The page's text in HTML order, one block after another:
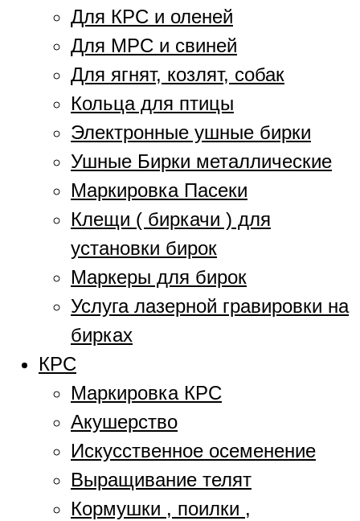
Для КРС и оленей
Для МРС и свиней
Для ягнят, козлят, собак
Кольца для птицы
Электронные ушные бирки
Ушные Бирки металлические
Маркировка Пасеки
Клещи ( биркачи ) для
установки бирок
Маркеры для бирок
Услуга лазерной гравировки на
бирках
КРС
Маркировка КРС
Акушерство
Искусственное осеменение
Выращивание телят
Кормушки , поилки ,